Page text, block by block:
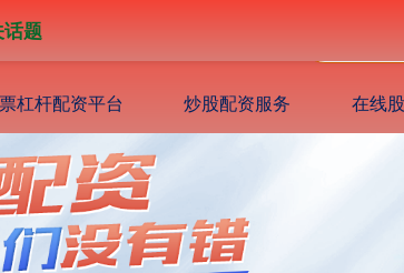
杠杆配资平台 炒股配资服务 在线
题